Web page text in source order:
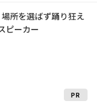
場所を選ばず踊り狂え
ピーカー
PR